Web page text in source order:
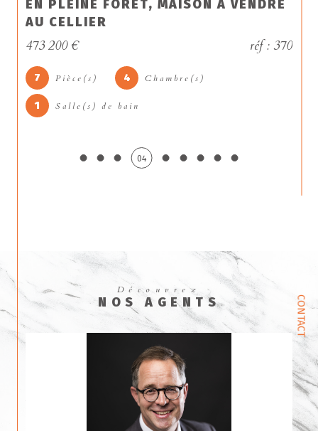
CONTACT
EN PLEINE FORÊT, MAISON À VENDRE
AU CELLIER
473 200 € réf : 370
7 Pièce(s) 4 Chambre(s)
1 Salle(s) de bain
05
Découvrez
NOS AGENTS